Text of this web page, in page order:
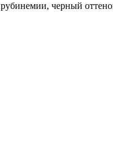
черный